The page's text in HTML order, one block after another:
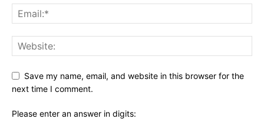
Save my name, email, and website in this browser for the
next time I comment.
Please enter an answer in digits: